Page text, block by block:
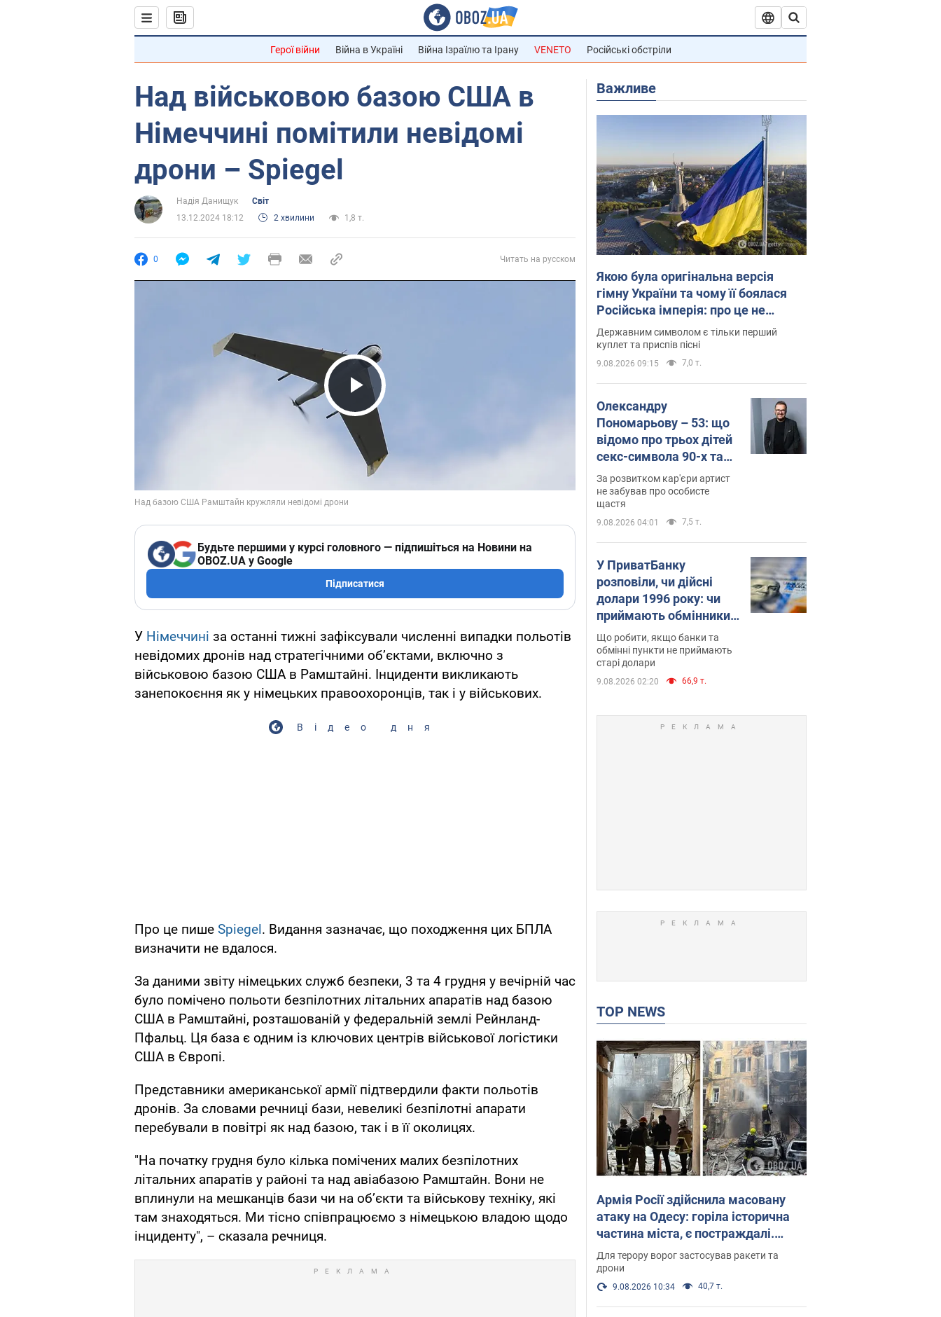
Герої війни Війна в Україні Війна Ізраїлю та Ірану VENETO Російські обстріли
Над військовою базою США в
Німеччині помітили невідомі
дрони – Spiegel
Надія Данищук
Світ
13.12.2024 18:12
2 хвилини 1,8 т.
0 Читать на русском
Play Video
Будьте першими у курсі головного — підпишіться на Новини на
OBOZ.UA у Google
Підписатися
У Німеччині за останні тижні зафіксували численні випадки польотів
невідомих дронів над стратегічними об’єктами, включно з
військовою базою США в Рамштайні. Інциденти викликають
занепокоєння як у німецьких правоохоронців, так і у військових.
Відео дня
Про це пише Spiegel. Видання зазначає, що походження цих БПЛА
визначити не вдалося.
За даними звіту німецьких служб безпеки, 3 та 4 грудня у вечірній час
було помічено польоти безпілотних літальних апаратів над базою
США в Рамштайні, розташованій у федеральній землі Рейнланд-
Пфальц. Ця база є одним із ключових центрів військової логістики
США в Європі.
Представники американської армії підтвердили факти польотів
дронів. За словами речниці бази, невеликі безпілотні апарати
перебували в повітрі як над базою, так і в її околицях.
"На початку грудня було кілька помічених малих безпілотних
літальних апаратів у районі та над авіабазою Рамштайн. Вони не
вплинули на мешканців бази чи на об’єкти та військову техніку, які
там знаходяться. Ми тісно співпрацюємо з німецькою владою щодо
інциденту", – сказала речниця.
Важливе
Якою була оригінальна версія
гімну України та чому її боялася
Російська імперія: про це не
розповідають у школі
Державним символом є тільки перший
куплет та приспів пісні
9.08.2026 09:15 7,0 т.
Олександру
Пономарьову – 53: що
відомо про трьох дітей
секс-символа 90-х та
який вигляд вони
мають
За розвитком кар'єри артист
не забував про особисте
щастя
9.08.2026 04:01 7,5 т.
У ПриватБанку
розповіли, чи дійсні
долари 1996 року: чи
приймають обмінники
та банки такі купюри
Що робити, якщо банки та
обмінні пункти не приймають
старі долари
9.08.2026 02:20 66,9 т.
TOP NEWS
Армія Росії здійснила масовану
атаку на Одесу: горіла історична
частина міста, є постраждалі.
Фото та відео
Для терору ворог застосував ракети та
дрони
9.08.2026 10:34 40,7 т.